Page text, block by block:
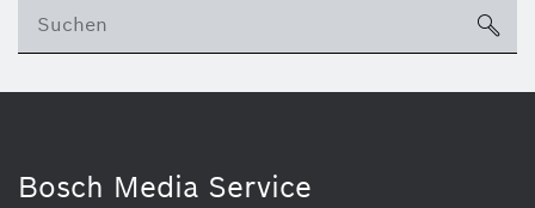
Bosch Media Service